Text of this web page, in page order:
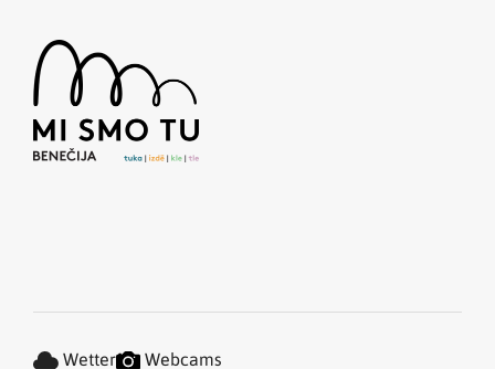
Wetter Webcams